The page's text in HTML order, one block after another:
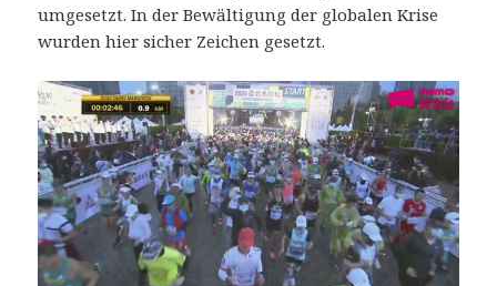
umgesetzt. In der Bewältigung der globalen Krise
wurden hier sicher Zeichen gesetzt.